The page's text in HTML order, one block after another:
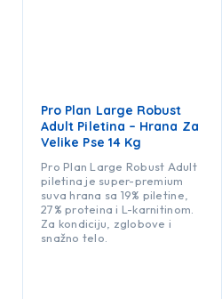
Pro Plan Large Robust
Adult Piletina – Hrana Za
Velike Pse 14 Kg
Pro Plan Large Robust Adult
piletina je super-premium
suva hrana sa 19% piletine,
27% proteina i L-karnitinom.
Za kondiciju, zglobove i
snažno telo.